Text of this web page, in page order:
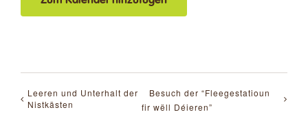
Leeren und Unterhalt der
Nistkästen
Besuch der “Fleegestatioun
fir wëll Déieren”